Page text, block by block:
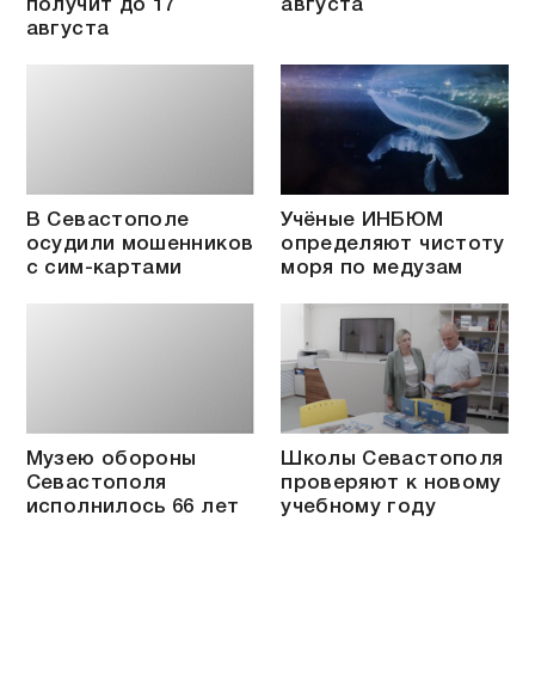
получит до 17
августа
августа
В Севастополе
осудили мошенников
с сим-картами
Учёные ИНБЮМ
определяют чистоту
моря по медузам
Музею обороны
Севастополя
исполнилось 66 лет
Школы Севастополя
проверяют к новому
учебному году